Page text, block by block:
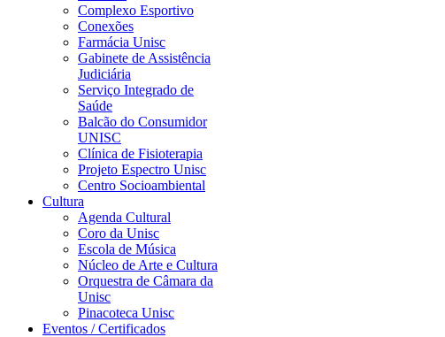
Complexo Esportivo
Conexões
Farmácia Unisc
Gabinete de Assistência
Judiciária
Serviço Integrado de
Saúde
Balcão do Consumidor
UNISC
Clínica de Fisioterapia
Projeto Espectro Unisc
Centro Socioambiental
Cultura
Agenda Cultural
Coro da Unisc
Escola de Música
Núcleo de Arte e Cultura
Orquestra de Câmara da
Unisc
Pinacoteca Unisc
Eventos / Certificados